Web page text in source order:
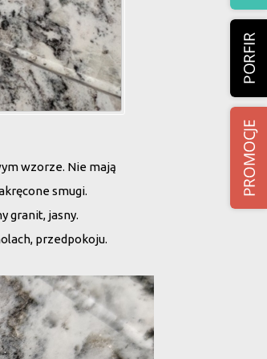
wzorze. Nie mają
smugi.
granit, jasny.
przedpokoju.